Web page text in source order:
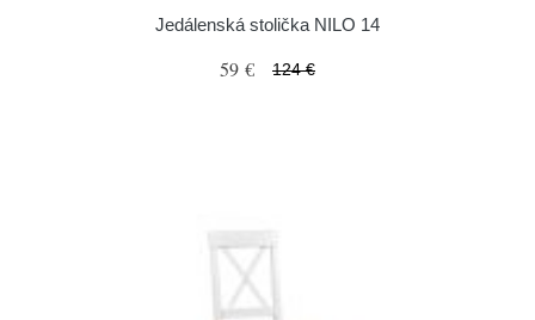
Jedálenská stolička NILO 14
59 € 124 €